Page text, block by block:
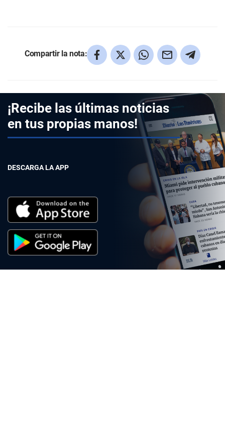
Compartir la nota:
¡Recibe las últimas noticias
en tus propias manos!
DESCARGA LA APP